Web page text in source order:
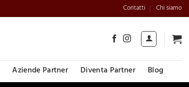
Contatti Chi siamo
Aziende Partner Diventa Partner Blog